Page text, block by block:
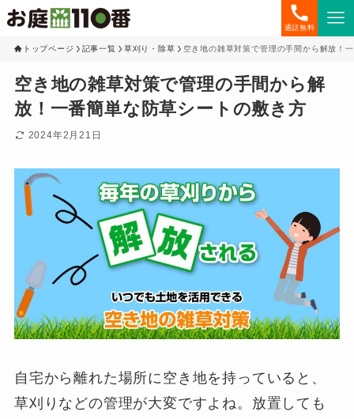
通話無料
トップページ 記事一覧 草刈り・除草 空き地の雑草対策で管理の手間から解放！
空き地の雑草対策で管理の手間から解
放！一番簡単な防草シートの敷き方
2024年2月21日
自宅から離れた場所に空き地を持っていると、
草刈りなどの管理が大変ですよね。放置しても